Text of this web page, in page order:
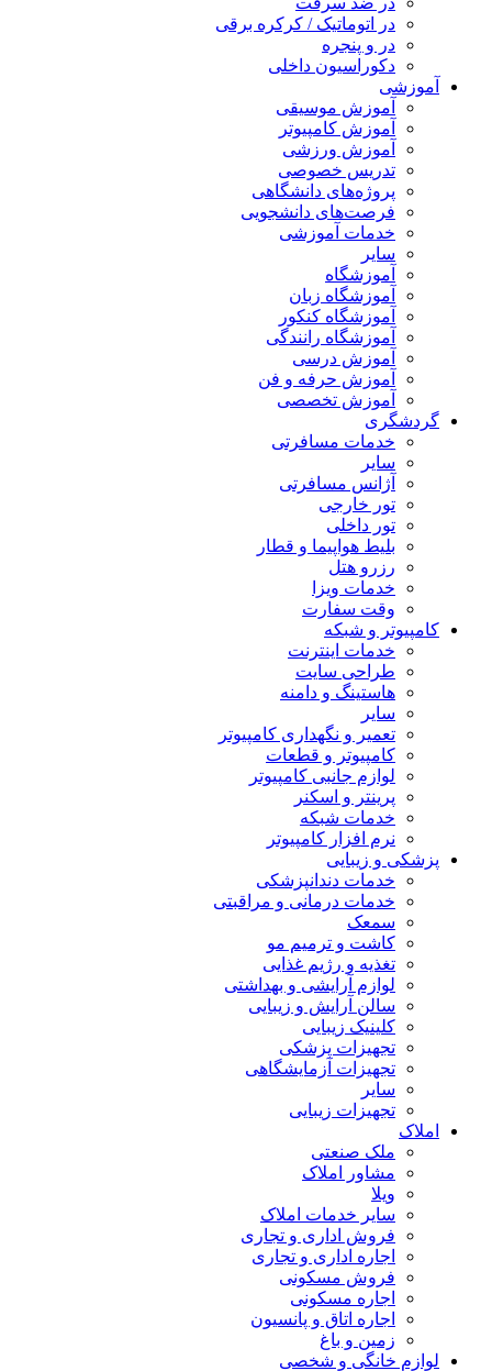
در اتوماتیک / کرکره برقی
در و پنجره
دکوراسیون داخلی
آموزشی
آموزش موسیقی
آموزش کامپیوتر
آموزش ورزشی
تدریس خصوصی
پروژه‌های دانشگاهی
فرصت‌های دانشجویی
خدمات آموزشی
سایر
آموزشگاه
آموزشگاه زبان
آموزشگاه کنکور
آموزشگاه رانندگی
آموزش درسی
آموزش حرفه و فن
آموزش تخصصی
گردشگری
خدمات مسافرتی
سایر
آژانس مسافرتی
تور خارجی
تور داخلی
بلیط هواپیما و قطار
رزرو هتل
خدمات ویزا
وقت سفارت
کامپیوتر و شبکه
خدمات اینترنت
طراحی سایت
هاستینگ و دامنه
سایر
تعمیر و نگهداری کامپیوتر
کامپیوتر و قطعات
لوازم جانبی کامپیوتر
پرینتر و اسکنر
خدمات شبکه
نرم افزار کامپیوتر
پزشکی و زیبایی
خدمات دندانپزشکی
خدمات درمانی و مراقبتی
سمعک
کاشت و ترمیم مو
تغذیه و رژیم غذایی
لوازم آرایشی و بهداشتی
سالن آرایش و زیبایی
کلینیک زیبایی
تجهیزات پزشکی
تجهیزات آزمایشگاهی
سایر
تجهیزات زیبایی
املاک
ملک صنعتی
مشاور املاک
ویلا
سایر خدمات املاک
فروش اداری و تجاری
اجاره اداری و تجاری
فروش مسکونی
اجاره مسکونی
اجاره اتاق و پانسیون
زمین و باغ
لوازم خانگی و شخصی